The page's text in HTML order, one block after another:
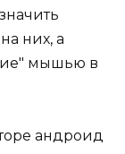
них, а
мышью в